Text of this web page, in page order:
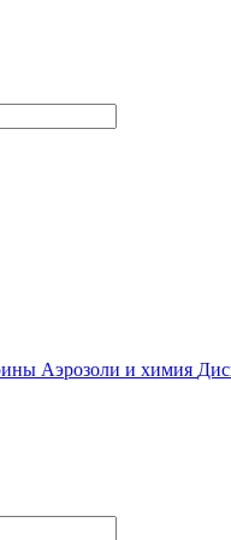
Аэрозоли и химия